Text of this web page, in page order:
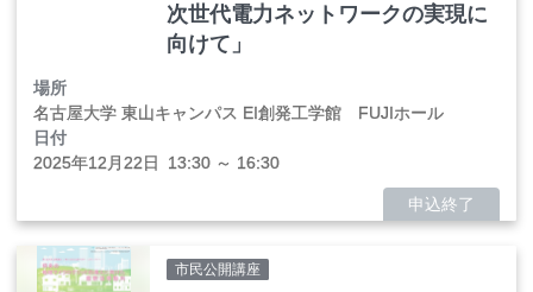
次世代電力ネットワークの実現に
向けて」
場所
名古屋大学 東山キャンパス EI創発工学館 FUJIホール
日付
2025年12 月22日 13:30 ～ 16:30
申込終了
市民公開講座